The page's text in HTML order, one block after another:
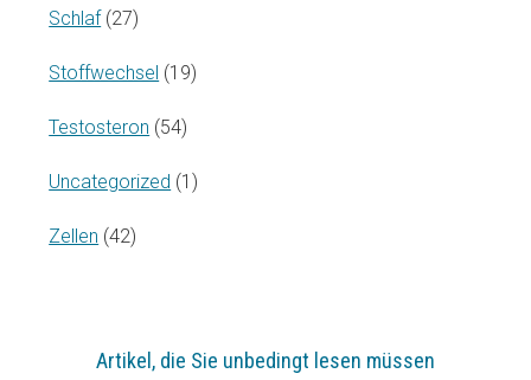
Schlaf (27)
Stoffwechsel (19)
Testosteron (54)
Uncategorized (1)
Zellen (42)
Artikel, die Sie unbedingt lesen müssen